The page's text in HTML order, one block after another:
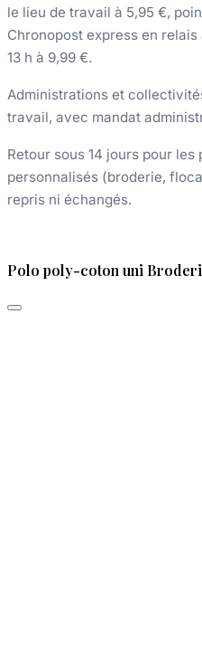
le lieu de travail à 5,95 €,
Chronopost express en
13 h à 9,99 €.
Administrations et
travail, avec mandat
Retour sous 14 jours pour
personnalisés (broderie,
repris ni échangés.
Polo poly-coton uni